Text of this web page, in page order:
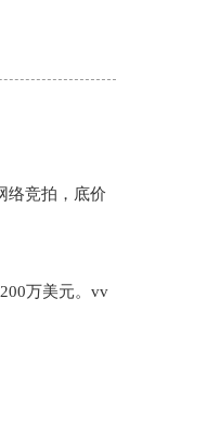
络竞拍，底价
万美元。vv